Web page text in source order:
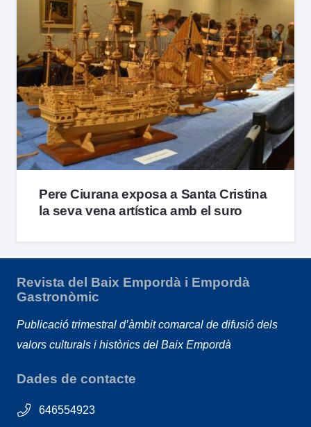
Pere Ciurana exposa a Santa Cristina
la seva vena artística amb el suro
Revista del Baix Empordà i Empordà
Gastronòmic
Publicació trimestral d’àmbit comarcal de difusió dels
valors culturals i històrics del Baix Empordà
Dades de contacte
646554923